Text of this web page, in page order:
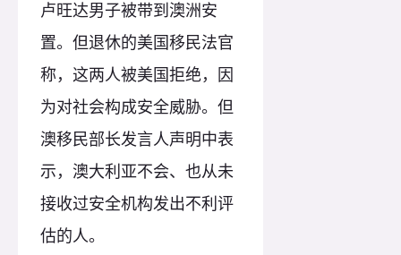
卢旺达男子被带到澳洲安
置。但退休的美国移民法官
称，这两人被美国拒绝，因
为对社会构成安全威胁。但
澳移民部长发言人声明中表
示，澳大利亚不会、也从未
接收过安全机构发出不利评
估的人。